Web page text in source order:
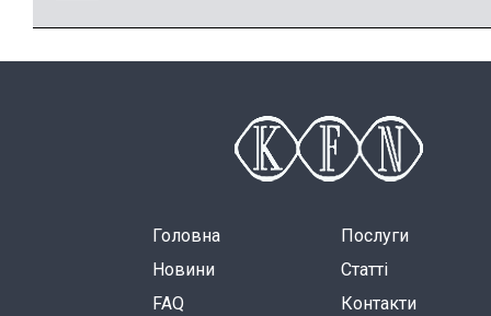
Головна
Послуги
Новини
Статті
FAQ
Контакти